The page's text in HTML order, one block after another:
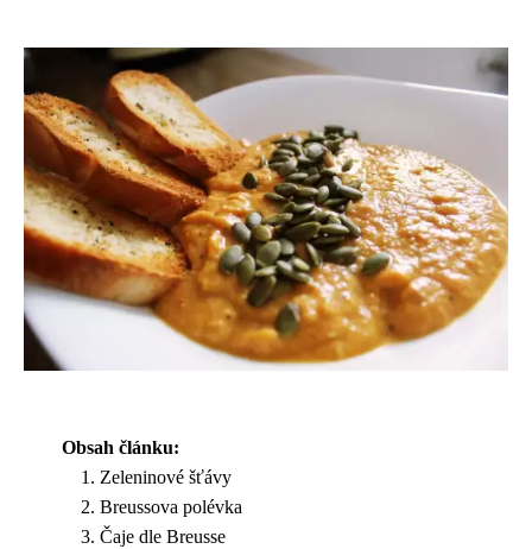
Obsah článku:
Zeleninové šťávy
Breussova polévka
Čaje dle Breusse